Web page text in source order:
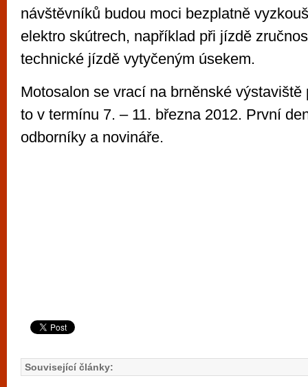
návštěvníků budou moci bezplatně
elektro skútrech, například při jízdě
technické jízdě vytyčeným úsekem.
Motosalon se vrací na brněnské výstaviště
to v termínu 7. – 11. března 2012. První
odborníky a novináře.
Související články: